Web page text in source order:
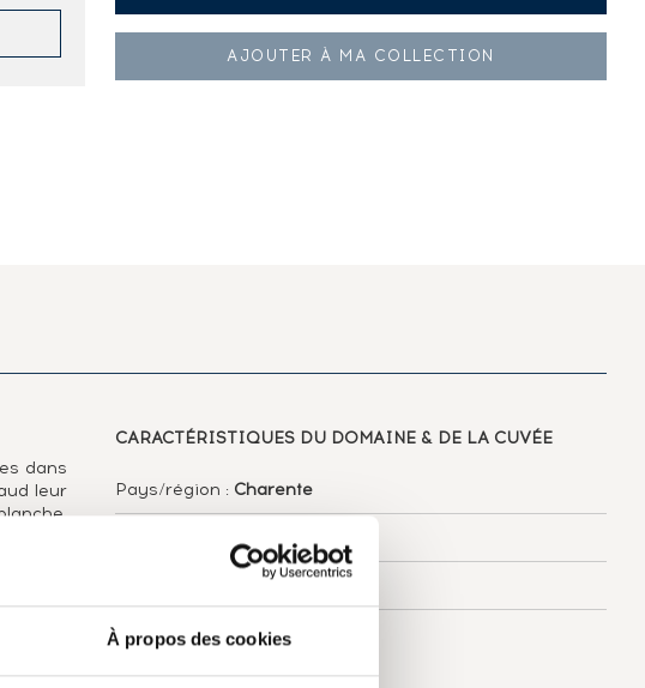
À propos des cookies
AJOUTER À MA COLLECTION
dans
leur
ni
issu
CARACTÉRISTIQUES DU DOMAINE & DE LA CUVÉE
Pays/région : Charente
Guy Lheraud
Couleur : Ambré